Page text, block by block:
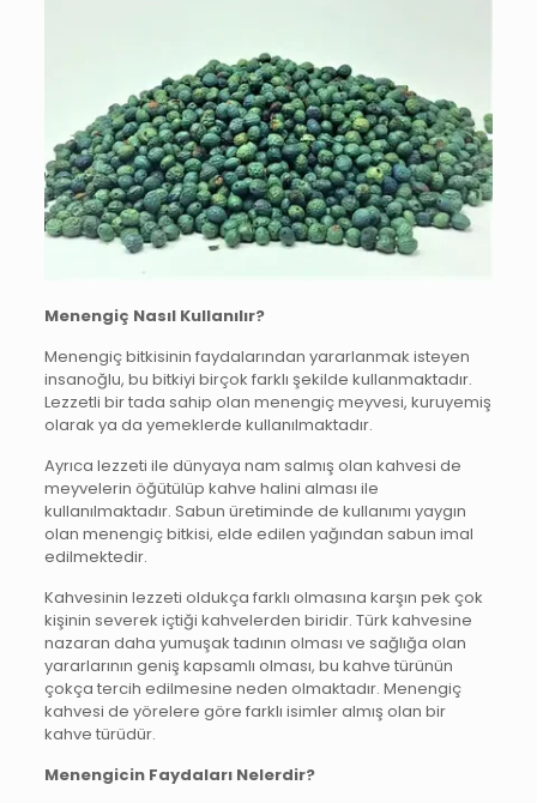
Menengiç Nasıl Kullanılır?
Menengiç bitkisinin faydalarından yararlanmak isteyen
insanoğlu, bu bitkiyi birçok farklı şekilde kullanmaktadır.
Lezzetli bir tada sahip olan menengiç meyvesi, kuruyemiş
olarak ya da yemeklerde kullanılmaktadır.
Ayrıca lezzeti ile dünyaya nam salmış olan kahvesi de
meyvelerin öğütülüp kahve halini alması ile
kullanılmaktadır. Sabun üretiminde de kullanımı yaygın
olan menengiç bitkisi, elde edilen yağından sabun imal
edilmektedir.
Kahvesinin lezzeti oldukça farklı olmasına karşın pek çok
kişinin severek içtiği kahvelerden biridir. Türk kahvesine
nazaran daha yumuşak tadının olması ve sağlığa olan
yararlarının geniş kapsamlı olması, bu kahve türünün
çokça tercih edilmesine neden olmaktadır. Menengiç
kahvesi de yörelere göre farklı isimler almış olan bir
kahve türüdür.
Menengicin Faydaları Nelerdir?